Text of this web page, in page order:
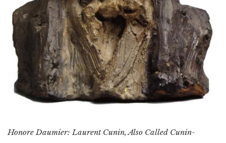
Honore Daumier: Laurent Cunin, Also Called Cunin-